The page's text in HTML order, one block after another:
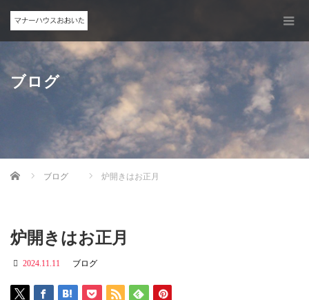
ブログ
Home ブログ 炉開きはお正月
炉開きはお正月
2024.11.11 ブログ